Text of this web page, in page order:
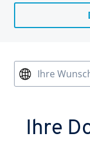
Ihre
Ihre